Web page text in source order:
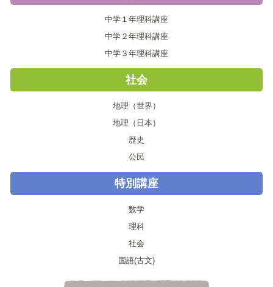
中学１年理科講座
中学２年理科講座
中学３年理科講座
社会
地理（世界）
地理（日本）
歴史
公民
特別講座
数学
理科
社会
国語(古文)